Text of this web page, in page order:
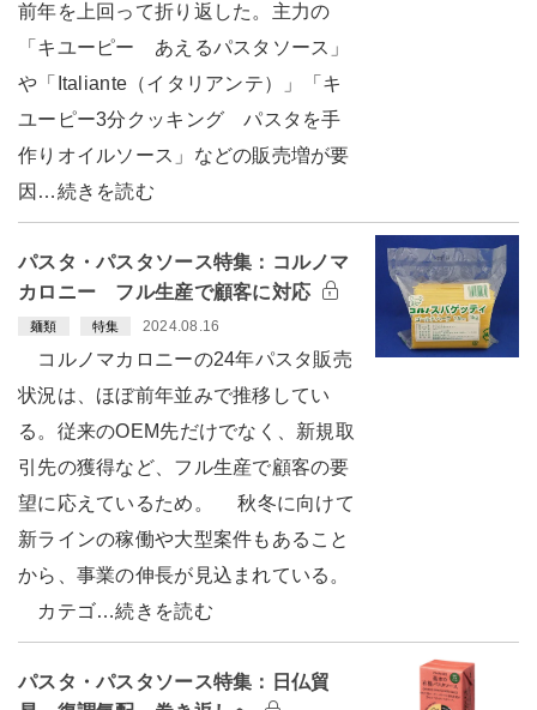
前年を上回って折り返した。主力の
「キユーピー あえるパスタソース」
や「Italiante（イタリアンテ）」「キ
ユーピー3分クッキング パスタを手
作りオイルソース」などの販売増が要
因…続きを読む
パスタ・パスタソース特集：コルノマ
カロニー フル生産で顧客に対応
麺類 特集 2024.08.16
コルノマカロニーの24年パスタ販売
状況は、ほぼ前年並みで推移してい
る。従来のOEM先だけでなく、新規取
引先の獲得など、フル生産で顧客の要
望に応えているため。 秋冬に向けて
新ラインの稼働や大型案件もあること
から、事業の伸長が見込まれている。
カテゴ…続きを読む
パスタ・パスタソース特集：日仏貿